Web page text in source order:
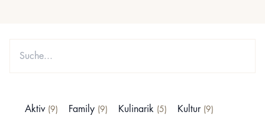
Aktiv (9) Family (9) Kulinarik (5) Kultur (9)